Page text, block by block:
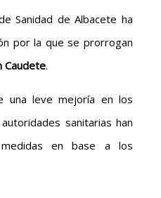
Sanidad de Albacete ha
por la que se prorrogan
Caudete.
una leve mejoría en los
sanitarias han
en base a los